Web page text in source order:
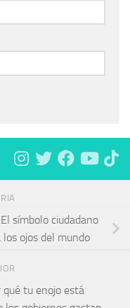
símbolo ciudadano
ojos del mundo
qué tu enojo está